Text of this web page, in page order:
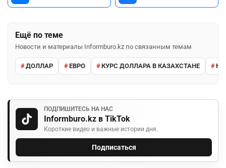
Ещё по теме
Новости и материалы Informburo.kz по связанным темам
ДОЛЛАР ЕВРО КУРС ДОЛЛАРА В КАЗАХСТАНЕ
ПОДПИШИТЕСЬ НА НАС
Informburo.kz в TikTok
Короткие видео и важные истории дня.
Подписаться